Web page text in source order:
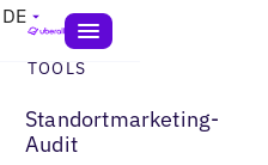
DE
TOOLS
Standortmarketing-
Audit